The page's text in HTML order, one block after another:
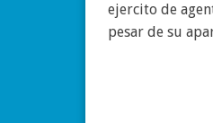
ejercito de
pesar de su